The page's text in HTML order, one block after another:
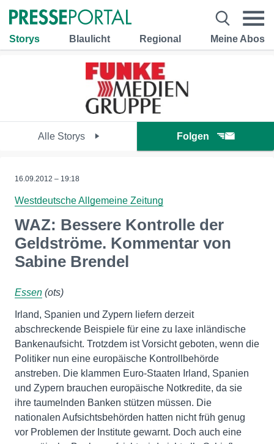
Storys Blaulicht Regional Meine Abos
Alle Storys Folgen
16.09.2012 – 19:18
Westdeutsche Allgemeine Zeitung
WAZ: Bessere Kontrolle der
Geldströme. Kommentar von
Sabine Brendel
Essen (ots)
Irland, Spanien und Zypern liefern derzeit
abschreckende Beispiele für eine zu laxe inländische
Bankenaufsicht. Trotzdem ist Vorsicht geboten, wenn die
Politiker nun eine europäische Kontrollbehörde
anstreben. Die klammen Euro-Staaten Irland, Spanien
und Zypern brauchen europäische Notkredite, da sie
ihre taumelnden Banken stützen müssen. Die
nationalen Aufsichtsbehörden hatten nicht früh genug
vor Problemen der Institute gewarnt. Doch auch eine